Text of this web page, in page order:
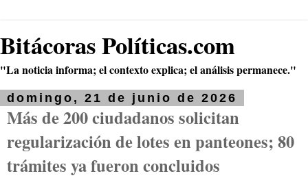
Bitácoras Políticas.com
"La noticia informa; el contexto explica; el análisis permanece."
domingo, 21 de junio de 2026
Más de 200 ciudadanos solicitan
regularización de lotes en panteones; 80
trámites ya fueron concluidos